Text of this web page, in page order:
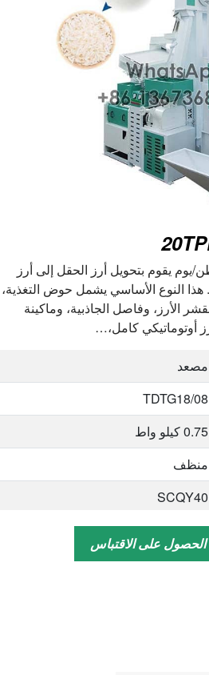
قشر الأرز
إل جي15
4 كيلو واط
فاصل الأرز
MGCZ70*5
0.75 كيلو واط
NS150
15 كيلو واططحن الأرز بطاقة 20 طن/يوم يقوم بتحويل أرز الحقل إلى أرز
في اليوم. هذا النوع الأساسي يشمل حوض التغذية،
الأرز، وفاصل الجاذبية، وماكينة
أوتوماتيكي كامل،…
مصعد
TDTG18/08
0.75 كيلو واط
منظف
SCQY40
0.55 كيلو واط
ديستونر
الحصول على الاقتباس